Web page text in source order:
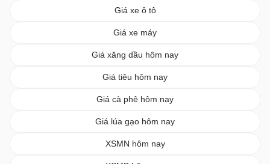
Giá xe ô tô
Giá xe máy
Giá xăng dầu hôm nay
Giá tiêu hôm nay
Giá cà phê hôm nay
Giá lúa gạo hôm nay
XSMN hôm nay